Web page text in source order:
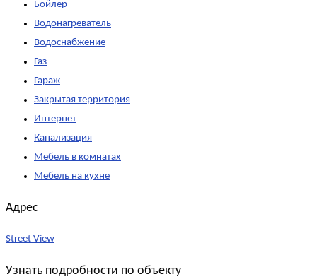
Бойлер
Водонагреватель
Водоснабжение
Газ
Гараж
Закрытая территория
Интернет
Канализация
Мебель в комнатах
Мебель на кухне
Адрес
Street View
Узнать подробности по объекту